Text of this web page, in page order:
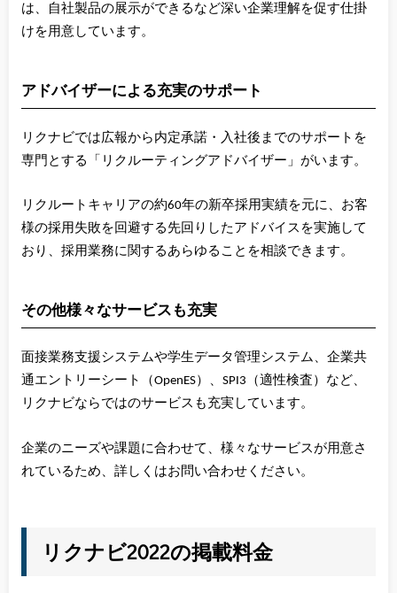
は、自社製品の展示ができるなど深い企業理解を促す仕掛
けを用意しています。
アドバイザーによる充実のサポート
リクナビでは広報から内定承諾・入社後までのサポートを
専門とする「リクルーティングアドバイザー」がいます。
リクルートキャリアの約60年の新卒採用実績を元に、お客
様の採用失敗を回避する先回りしたアドバイスを実施して
おり、採用業務に関するあらゆることを相談できます。
その他様々なサービスも充実
面接業務支援システムや学生データ管理システム、企業共
通エントリーシート（OpenES）、SPI3（適性検査）など、
リクナビならではのサービスも充実しています。
企業のニーズや課題に合わせて、様々なサービスが用意さ
れているため、詳しくはお問い合わせください。
リクナビ2022の掲載料金